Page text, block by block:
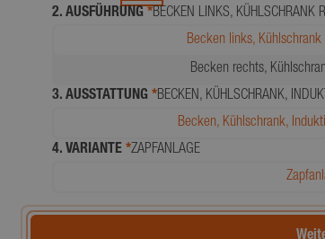
2. AUSFÜHRUNG *BECKEN LINKS, KÜHLSCHRANK
Becken links,
Becken rechts,
3. AUSSTATTUNG *BECKEN, KÜHLSCHRANK,
Becken, Kühlschrank,
4. VARIANTE *ZAPFANLAGE